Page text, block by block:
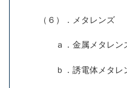
（６）．メタレンズ
ａ．金属メタレン
ｂ．誘電体メタレ